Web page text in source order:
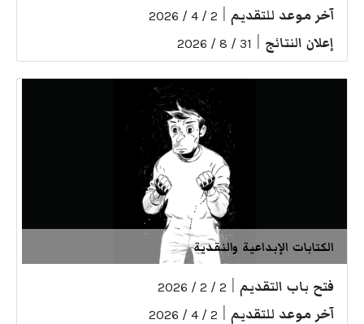
آخر موعد للتقديم 2 / 4 / 2026
إعلان النتائج 31 / 8 / 2026
الكتابات الإبداعية والنقدية
فتح باب التقديم 2 / 2 / 2026
آخر موعد للتقديم 2 / 4 / 2026